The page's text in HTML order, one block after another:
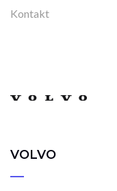
Kontakt
VOLVO